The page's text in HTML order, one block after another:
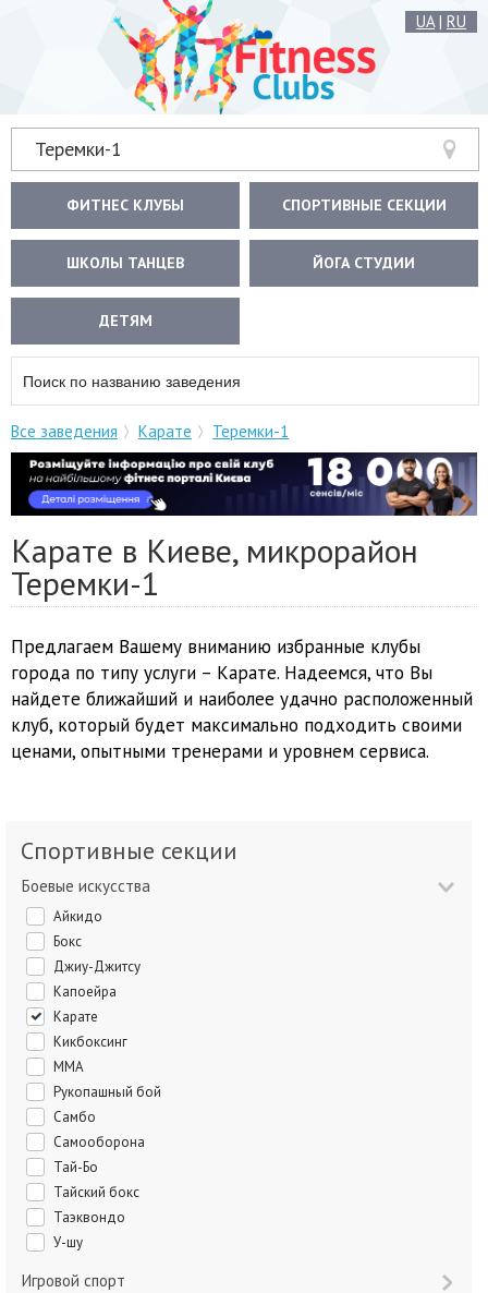
UA| RU
Теремки-1
ФИТНЕС КЛУБЫ СПОРТИВНЫЕ СЕКЦИИ
ШКОЛЫ ТАНЦЕВ ЙОГА СТУДИИ
ДЕТЯМ
Все заведения Карате Теремки-1
Карате в Киеве, микрорайон
Теремки-1
Предлагаем Вашему вниманию избранные клубы
города по типу услуги – Карате. Надеемся, что Вы
найдете ближайший и наиболее удачно расположенный
клуб, который будет максимально подходить своими
ценами, опытными тренерами и уровнем сервиса.
Спортивные секции
Боевые искусства
Айкидо
Бокс
Джиу-Джитсу
Капоейра
Карате
Кикбоксинг
ММА
Рукопашный бой
Самбо
Самооборона
Тай-Бо
Тайский бокс
Таэквондо
У-шу
Игровой спорт